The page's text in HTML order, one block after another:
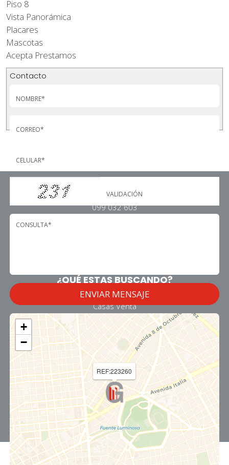
Piso 8
Vista Panorámica
Placares
Mascotas
Acepta Prestamos
Contacto
REF:223260
+
−
Contacto
099 032 603
¿QUÉ ESTAS BUSCANDO?
Apartamentos Venta
Casas Venta
Apartamentos Alquiler
Casas Alquiler
CASASWEB-RE.uy-Mi Lugar